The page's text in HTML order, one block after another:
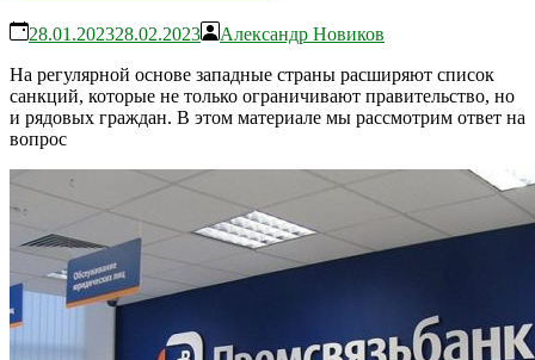
28.01.202328.02.2023
Александр Новиков
На регулярной основе западные страны расширяют список
санкций, которые не только ограничивают правительство, но
и рядовых граждан. В этом материале мы рассмотрим ответ на
вопрос